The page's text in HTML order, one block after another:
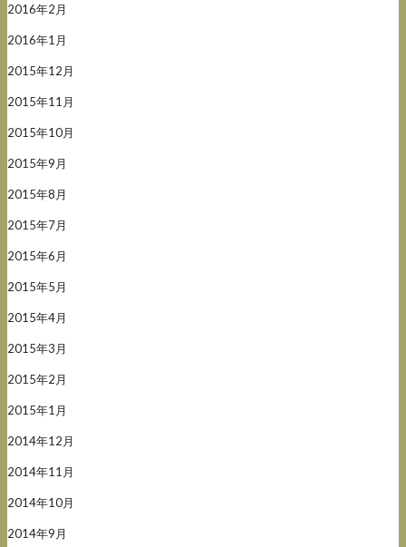
2016年2月
2016年1月
2015年12月
2015年11月
2015年10月
2015年9月
2015年8月
2015年7月
2015年6月
2015年5月
2015年4月
2015年3月
2015年2月
2015年1月
2014年12月
2014年11月
2014年10月
2014年9月